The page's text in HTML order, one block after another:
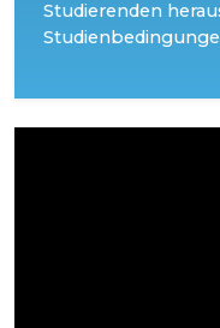
Studierenden